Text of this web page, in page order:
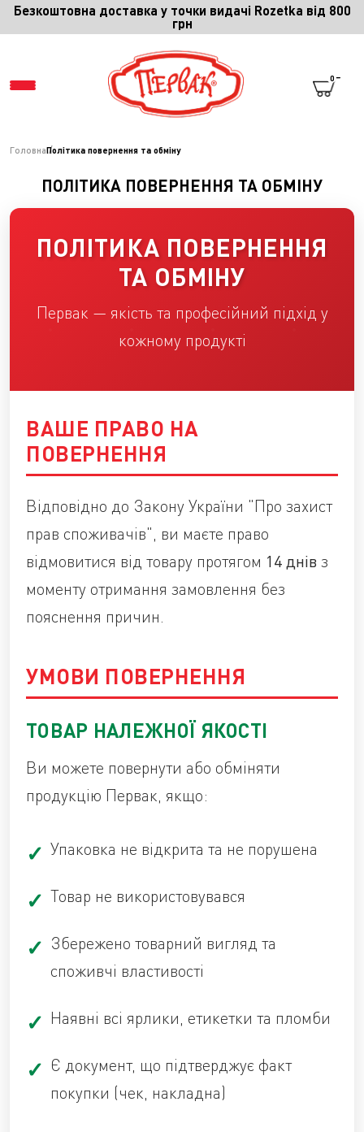
Безкоштовна доставка у точки видачі Rozetka від 800
грн
МЕНЮ
ПРО ПЕРВАК
ПРО СПЕЦІЇ
КАТАЛОГ
КАЛЬКУЛЯТОРИ
0
ГоловнаПолітика повернення та обміну
ПОЛІТИКА ПОВЕРНЕННЯ ТА ОБМІНУ
ПОЛІТИКА ПОВЕРНЕННЯ
ТА ОБМІНУ
Первак — якість та професійний підхід у
кожному продукті
ВАШЕ ПРАВО НА
ПОВЕРНЕННЯ
Відповідно до Закону України "Про захист
прав споживачів", ви маєте право
відмовитися від товару протягом 14 днів з
моменту отримання замовлення без
пояснення причин.
УМОВИ ПОВЕРНЕННЯ
ТОВАР НАЛЕЖНОЇ ЯКОСТІ
Ви можете повернути або обміняти
продукцію Первак, якщо:
Упаковка не відкрита та не порушена
Товар не використовувався
Збережено товарний вигляд та
споживчі властивості
Наявні всі ярлики, етикетки та пломби
Є документ, що підтверджує факт
покупки (чек, накладна)